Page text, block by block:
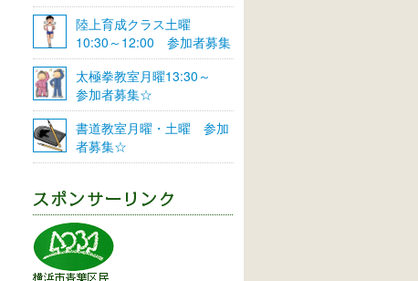
陸上育成クラス土曜
10:30～12:00 参加者募集
☆
太極拳教室月曜13:30～
参加者募集☆
書道教室月曜・土曜 参加
者募集☆